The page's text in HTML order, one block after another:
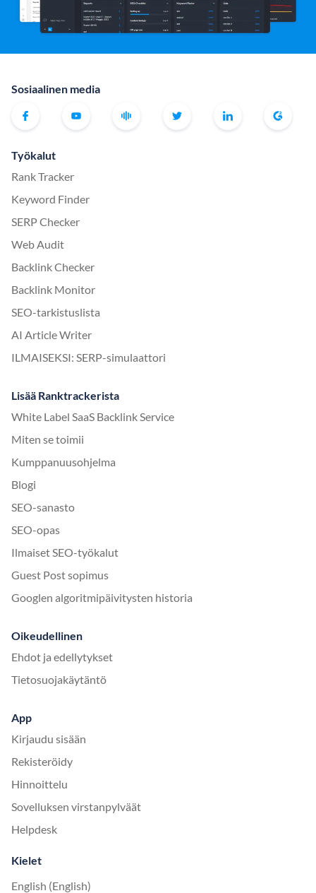
Sosiaalinen media
Työkalut
Rank Tracker
Keyword Finder
SERP Checker
Web Audit
Backlink Checker
Backlink Monitor
SEO-tarkistuslista
AI Article Writer
ILMAISEKSI: SERP-simulaattori
Lisää Ranktrackerista
White Label SaaS Backlink Service
Miten se toimii
Kumppanuusohjelma
Blogi
SEO-sanasto
SEO-opas
Ilmaiset SEO-työkalut
Guest Post sopimus
Googlen algoritmipäivitysten historia
Oikeudellinen
Ehdot ja edellytykset
Tietosuojakäytäntö
App
Kirjaudu sisään
Rekisteröidy
Hinnoittelu
Sovelluksen virstanpylväät
Helpdesk
Kielet
English (English)